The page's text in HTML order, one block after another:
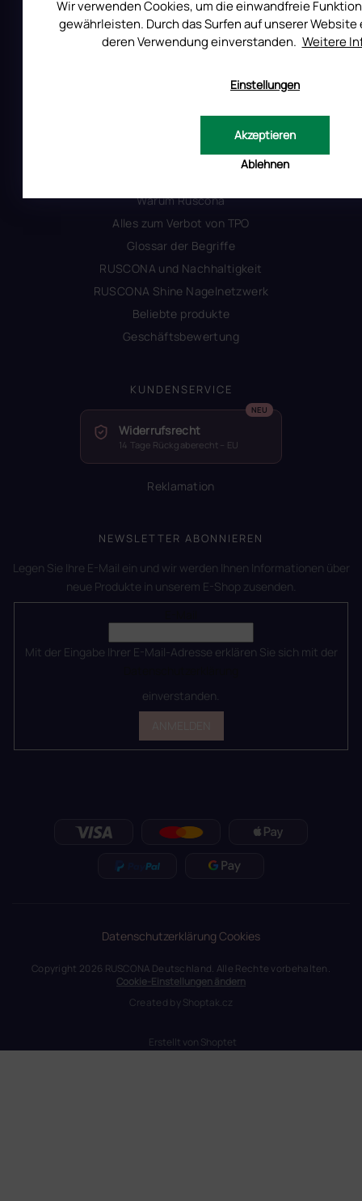
Wir verwenden Cookies, um die einwandfreie
gewährleisten. Durch das Surfen auf unserer Website
deren Verwendung einverstanden. Weitere
Einstellungen
Ablehnen
Akzeptieren
Versandkosten
Allgemeine Geschäftsbedingungen
Datenschutzerklärung
Warum Ruscona
Alles zum Verbot von TPO
Glossar der Begriffe
RUSCONA und Nachhaltigkeit
RUSCONA Shine Nagelnetzwerk
Beliebte produkte
Geschäftsbewertung
KUNDENSERVICE
Widerrufsrecht
14 Tage Rückgaberecht – EU
Reklamation
NEWSLETTER ABONNIEREN
Legen Sie Ihre E-Mail ein und wir werden Ihnen Informationen über
neue Produkte in unserem E-Shop zusenden.
Mit der Eingabe Ihrer E-Mail-Adresse erklären Sie sich mit der
einverstanden.
DatenschutzerklärungCookies
Erstellt von Shoptet
Copyright 2026 RUSCONA Deutschland. Alle Rechte vorbehalten.
Cookie-Einstellungen ändern
Created byShoptak.cz